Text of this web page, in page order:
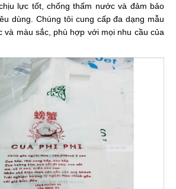
lực tốt, chống thấm nước và đảm bảo
dùng. Chúng tôi cung cấp đa dạng mẫu
và màu sắc, phù hợp với mọi nhu cầu của